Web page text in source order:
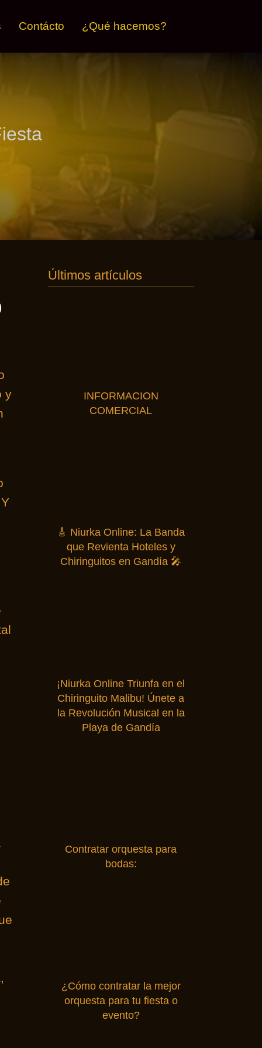
Contácto ¿Qué hacemos?
y
Últimos artículos
INFORMACION
COMERCIAL
🎸 Niurka Online: La Banda
que Revienta Hoteles y
Chiringuitos en Gandía 🎤
¡Niurka Online Triunfa en el
Chiringuito Malibu! Únete a
la Revolución Musical en la
Playa de Gandía
Contratar orquesta para
bodas:
¿Cómo contratar la mejor
orquesta para tu fiesta o
evento?